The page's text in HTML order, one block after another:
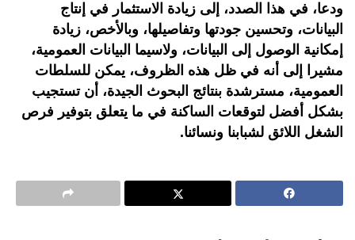
ودعا، في هذا الصدد، إلى زيادة الاستثمار في إنتاج
البيانات، وتحسين جودتها وتفاصيلها، وبالأخص، زيادة
إمكانية الوصول إلى البيانات، ولاسيما البيانات العمومية،
مشيرا إلى أنه في ظل هذه الظروف، يمكن للسلطات
العمومية، مسترشدة بنتائج البحوث الجيدة، أن تستجيب
بشكل أفضل لتوقعات الساكنة في ما يتعلق بتوفير فرص
الشغل اللائق لشبابنا ونسائنا.